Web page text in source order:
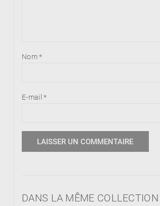
Nom*
E-mail*
DANS LA MÊME COLLECTION